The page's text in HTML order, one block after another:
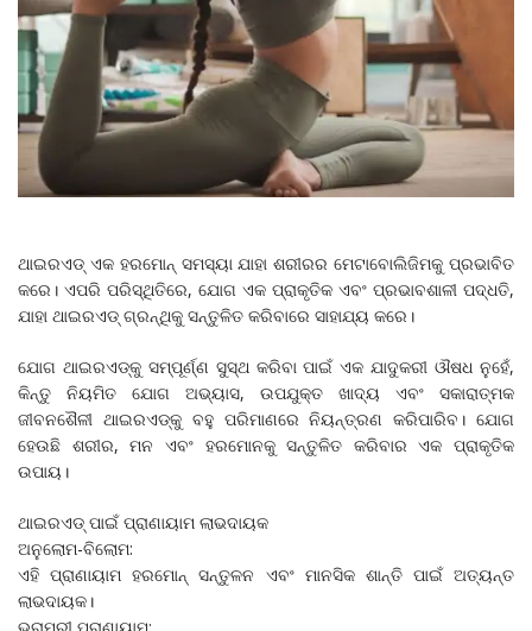
ଥାଇରଏଡ୍ ଏକ ହରମୋନ୍ ସମସ୍ୟା ଯାହା ଶରୀରର ମେଟାବୋଲିଜିମକୁ ପ୍ରଭାବିତ
କରେ। ଏପରି ପରିସ୍ଥିତିରେ, ଯୋଗ ଏକ ପ୍ରାକୃତିକ ଏବଂ ପ୍ରଭାବଶାଳୀ ପଦ୍ଧତି,
ଯାହା ଥାଇରଏଡ୍ ଗ୍ରନ୍ଥିକୁ ସନ୍ତୁଳିତ କରିବାରେ ସାହାଯ୍ୟ କରେ।
ଯୋଗ ଥାଇରଏଡ୍‌କୁ ସମ୍ପୂର୍ଣ୍ଣ ସୁସ୍ଥ କରିବା ପାଇଁ ଏକ ଯାଦୁକରୀ ଔଷଧ ନୁହେଁ,
କିନ୍ତୁ ନିୟମିତ ଯୋଗ ଅଭ୍ୟାସ, ଉପଯୁକ୍ତ ଖାଦ୍ୟ ଏବଂ ସକାରାତ୍ମକ
ଜୀବନଶୈଳୀ ଥାଇରଏଡ୍‌କୁ ବହୁ ପରିମାଣରେ ନିୟନ୍ତ୍ରଣ କରିପାରିବ। ଯୋଗ
ହେଉଛି ଶରୀର, ମନ ଏବଂ ହରମୋନକୁ ସନ୍ତୁଳିତ କରିବାର ଏକ ପ୍ରାକୃତିକ
ଉପାୟ।
ଥାଇରଏଡ୍ ପାଇଁ ପ୍ରାଣାୟାମ ଲାଭଦାୟକ
ଅନୁଲୋମ-ବିଲୋମ:
ଏହି ପ୍ରାଣାୟାମ ହରମୋନ୍ ସନ୍ତୁଳନ ଏବଂ ମାନସିକ ଶାନ୍ତି ପାଇଁ ଅତ୍ୟନ୍ତ
ଲାଭଦାୟକ।